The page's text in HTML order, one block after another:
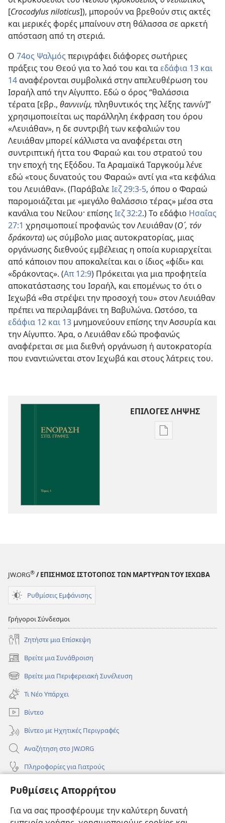
Ρυθμίσεις Απορρήτου
Για να σας προσφέρουμε την καλύτερη δυνατή
[Crocodylus niloticus]), μπορούν να βρεθούν στις ακτές
και μερικές φορές μπαίνουν στη θάλασσα σε αρκετή
απόσταση από τη στεριά.
Ο 74ος Ψαλμός περιγράφει διάφορες σωτήριες
πράξεις του Θεού για το λαό του και ταεδάφια 13 και
14αναφέρονται συμβολικά στην απελευθέρωση του
Ισραήλ από την Αίγυπτο. Εδώ ο όρος “θαλάσσια
τέρατα [εβρ., θαννινίμ, πληθυντικός της λέξης ταννίν]”
χρησιμοποιείται ως παράλληλη έκφραση του όρου
«Λευιάθαν», η δε συντριβή των κεφαλιών του
Λευιάθαν μπορεί κάλλιστα να αναφέρεται στη
συντριπτική ήττα του Φαραώ και του στρατού του
την εποχή της Εξόδου. Τα Αραμαϊκά Ταργκούμ λένε
εδώ «τους δυνατούς του Φαραώ» αντί για «τα κεφάλια
του Λευιάθαν». (Παράβαλε Ιεζ 29:3-5, όπου ο Φαραώ
παρομοιάζεται με «μεγάλο θαλάσσιο τέρας» μέσα στα
κανάλια του Νείλου· επίσης Ιεζ 32:2.) Το εδάφιο Ησαΐας
27:1 χρησιμοποιεί προφανώς τον Λευιάθαν (Ο΄, τόν
δράκοντα) ως σύμβολο μιας αυτοκρατορίας, μιας
οργάνωσης διεθνούς εμβέλειας η οποία κυριαρχείται
από κάποιον που αποκαλείται και ο ίδιος «φίδι» και
«δράκοντας». (Απ 12:9) Πρόκειται για μια προφητεία
αποκατάστασης του Ισραήλ, και επομένως το ότι ο
Ιεχωβά «θα στρέψει την προσοχή του» στον Λευιάθαν
πρέπει να περιλαμβάνει τη Βαβυλώνα. Ωστόσο, τα
εδάφια 12 και 13 μνημονεύουν επίσης την Ασσυρία και
την Αίγυπτο. Άρα, ο Λευιάθαν εδώ προφανώς
αναφέρεται σε μια διεθνή οργάνωση ή αυτοκρατορία
που εναντιώνεται στον Ιεχωβά και στους λάτρεις του.
ΕΠΙΛΟΓΕΣ ΛΗΨΗΣ
Επιλογές
JW.ORG® / ΕΠΙΣΗΜΟΣ ΙΣΤΟΤΟΠΟΣ ΤΩΝ ΜΑΡΤΥΡΩΝ ΤΟΥ ΙΕΧΩΒΑ
Ρυθμίσεις Εμφάνισης
Γρήγοροι Σύνδεσμοι
Ζητήστε μια Επίσκεψη
Βρείτε μια Συνάθροιση
(ανοίγει
νέο
παράθυρο)
Βρείτε μια Περιφερειακή Συνέλευση
(ανοίγει
νέο
παράθυρο)
Τι Νέο Υπάρχει
Βίντεο
Βίντεο με Ηχητικές Περιγραφές
Αναζήτηση στο JW.ORG
Πληροφορίες για Γιατρούς
Πληροφορίες για Επίσημους Φορείς και ΜΜΕ